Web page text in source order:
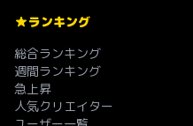
ランキング
総合ランキング
週間ランキング
急上昇
人気クリエイター